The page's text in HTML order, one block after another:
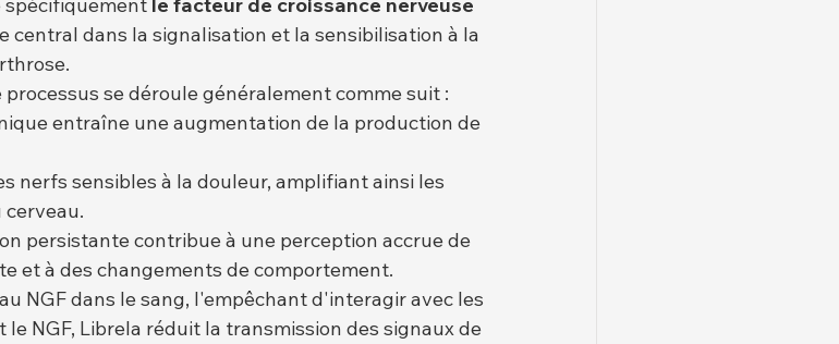
central dans la signalisation et la sensibilisation à la
se déroule généralement comme suit :
entraîne une augmentation de la production de
nerfs sensibles à la douleur, amplifiant ainsi les
persistante contribue à une perception accrue de
et à des changements de comportement.
NGF dans le sang, l'empêchant d'interagir avec les
NGF, Librela réduit la transmission des signaux de